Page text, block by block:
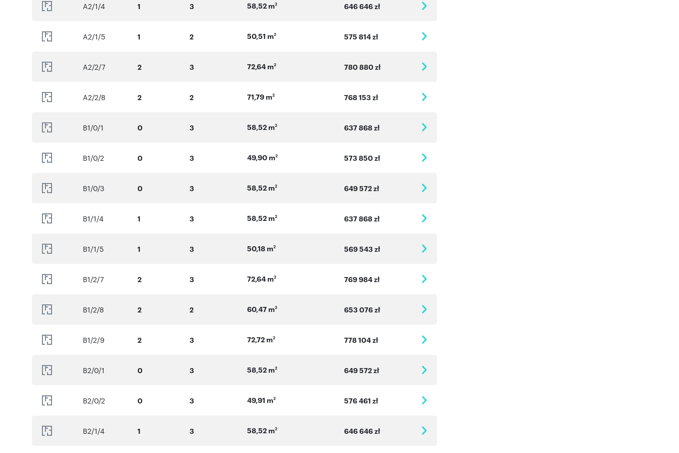
A2/1/4 1 3 58,52 m2 646 646 zł
A2/1/5 1 2 50,51 m2 575 814 zł
A2/2/7 2 3 72,64 m2 780 880 zł
A2/2/8 2 2 71,79 m2 768 153 zł
B1/0/1 0 3 58,52 m2 637 868 zł
B1/0/2 0 3 49,90 m2 573 850 zł
B1/0/3 0 3 58,52 m2 649 572 zł
B1/1/4 1 3 58,52 m2 637 868 zł
B1/1/5 1 3 50,18 m2 569 543 zł
B1/2/7 2 3 72,64 m2 769 984 zł
B1/2/8 2 2 60,47 m2 653 076 zł
B1/2/9 2 3 72,72 m2 778 104 zł
B2/0/1 0 3 58,52 m2 649 572 zł
B2/0/2 0 3 49,91 m2 576 461 zł
B2/1/4 1 3 58,52 m2 646 646 zł